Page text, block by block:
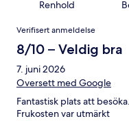
Renhold
Anmeldelser
Verifisert anmeldelse
8/10 – Veldig bra
7. juni 2026
Oversett med Google
Fantastisk plats att
Frukosten var utmärkt